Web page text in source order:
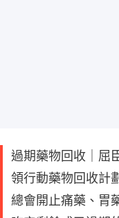
過期藥物回收｜屈
領行動藥物回收計
總會開止痛藥、胃